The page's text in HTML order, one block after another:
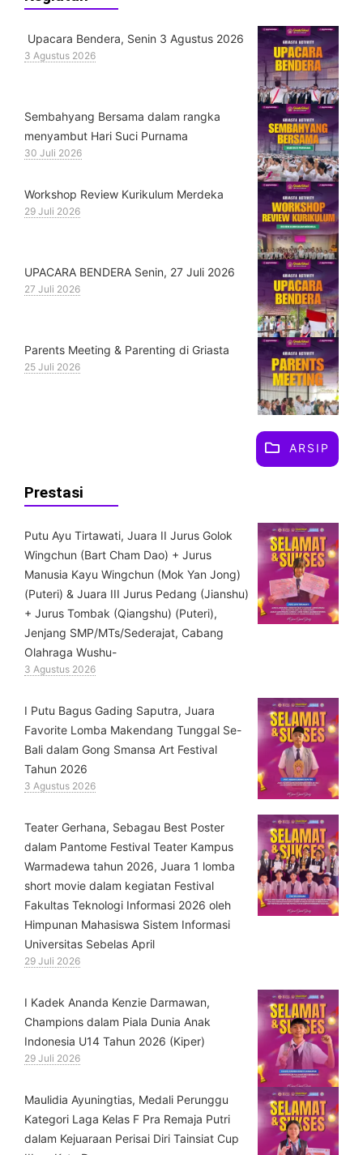
Upacara Bendera, Senin 3 Agustus 2026
3 Agustus 2026
Sembahyang Bersama dalam rangka
menyambut Hari Suci Purnama
30 Juli 2026
Workshop Review Kurikulum Merdeka
29 Juli 2026
UPACARA BENDERA Senin, 27 Juli 2026
27 Juli 2026
Parents Meeting & Parenting di Griasta
25 Juli 2026
ARSIP
Prestasi
Putu Ayu Tirtawati, Juara II Jurus Golok
Wingchun (Bart Cham Dao) + Jurus
Manusia Kayu Wingchun (Mok Yan Jong)
(Puteri) & ⁠Juara III Jurus Pedang (Jianshu)
+ Jurus Tombak (Qiangshu) (Puteri),
Jenjang SMP/MTs/Sederajat, Cabang
Olahraga Wushu-
3 Agustus 2026
I Putu Bagus Gading Saputra, Juara
Favorite Lomba Makendang Tunggal Se-
Bali dalam Gong Smansa Art Festival
Tahun 2026
3 Agustus 2026
Teater Gerhana, Sebagau Best Poster
dalam Pantome Festival Teater Kampus
Warmadewa tahun 2026, Juara 1 lomba
short movie dalam kegiatan Festival
Fakultas Teknologi Informasi 2026 oleh
Himpunan Mahasiswa Sistem Informasi
Universitas Sebelas April
29 Juli 2026
⁠I Kadek Ananda Kenzie Darmawan,
Champions dalam Piala Dunia Anak
Indonesia U14 Tahun 2026 (Kiper)
29 Juli 2026
⁠Maulidia Ayuningtias, Medali Perunggu
Kategori Laga Kelas F Pra Remaja Putri
dalam Kejuaraan Perisai Diri Tainsiat Cup